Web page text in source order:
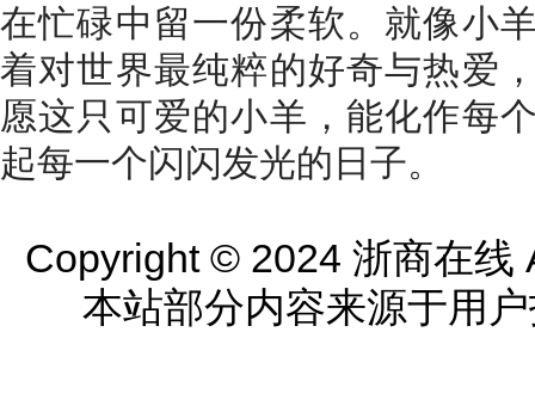
在忙碌中留一份柔软。就像小
着对世界最纯粹的好奇与热爱
愿这只可爱的小羊，能化作每
起每一个闪闪发光的日子。
Copyright © 2024 浙商在线
本站部分内容来源于用